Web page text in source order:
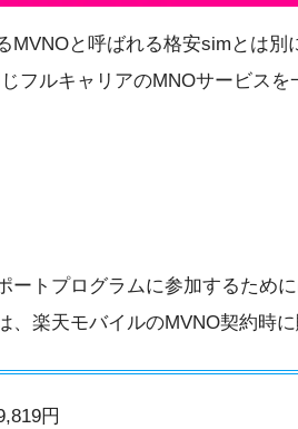
MVNOと呼ばれる格安simとは別
フルキャリアのMNOサービス
ートプログラムに参加するため
、楽天モバイルのMVNO契約時
円